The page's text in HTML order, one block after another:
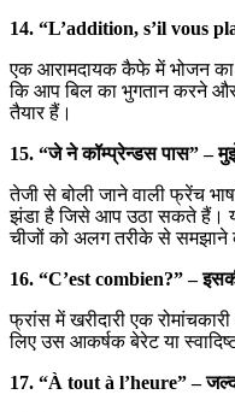
14. “L’addition, s’il vous
एक आरामदायक कैफे में भोजन
कि आप बिल का भुगतान करने
तैयार हैं।
15. “जे ने कॉम्प्रेन्डस पास” –
तेजी से बोली जाने वाली फ्रेंच
झंडा है जिसे आप उठा सकते हैं।
चीजों को अलग तरीके से समझाने
16. “C’est combien?” –
फ्रांस में खरीदारी एक
लिए उस आकर्षक बेरेट या
17. “À tout à l’heure” –